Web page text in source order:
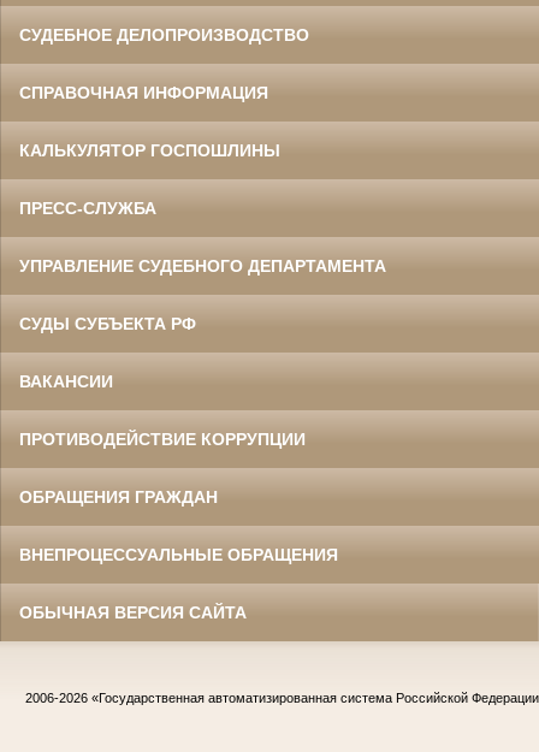
СУДЕБНОЕ ДЕЛОПРОИЗВОДСТВО
СПРАВОЧНАЯ ИНФОРМАЦИЯ
КАЛЬКУЛЯТОР ГОСПОШЛИНЫ
ПРЕСС-СЛУЖБА
УПРАВЛЕНИЕ СУДЕБНОГО ДЕПАРТАМЕНТА
СУДЫ СУБЪЕКТА РФ
ВАКАНСИИ
ПРОТИВОДЕЙСТВИЕ КОРРУПЦИИ
ОБРАЩЕНИЯ ГРАЖДАН
ВНЕПРОЦЕССУАЛЬНЫЕ ОБРАЩЕНИЯ
ОБЫЧНАЯ ВЕРСИЯ САЙТА
2006-2026 «Государственная автоматизированная система Российской